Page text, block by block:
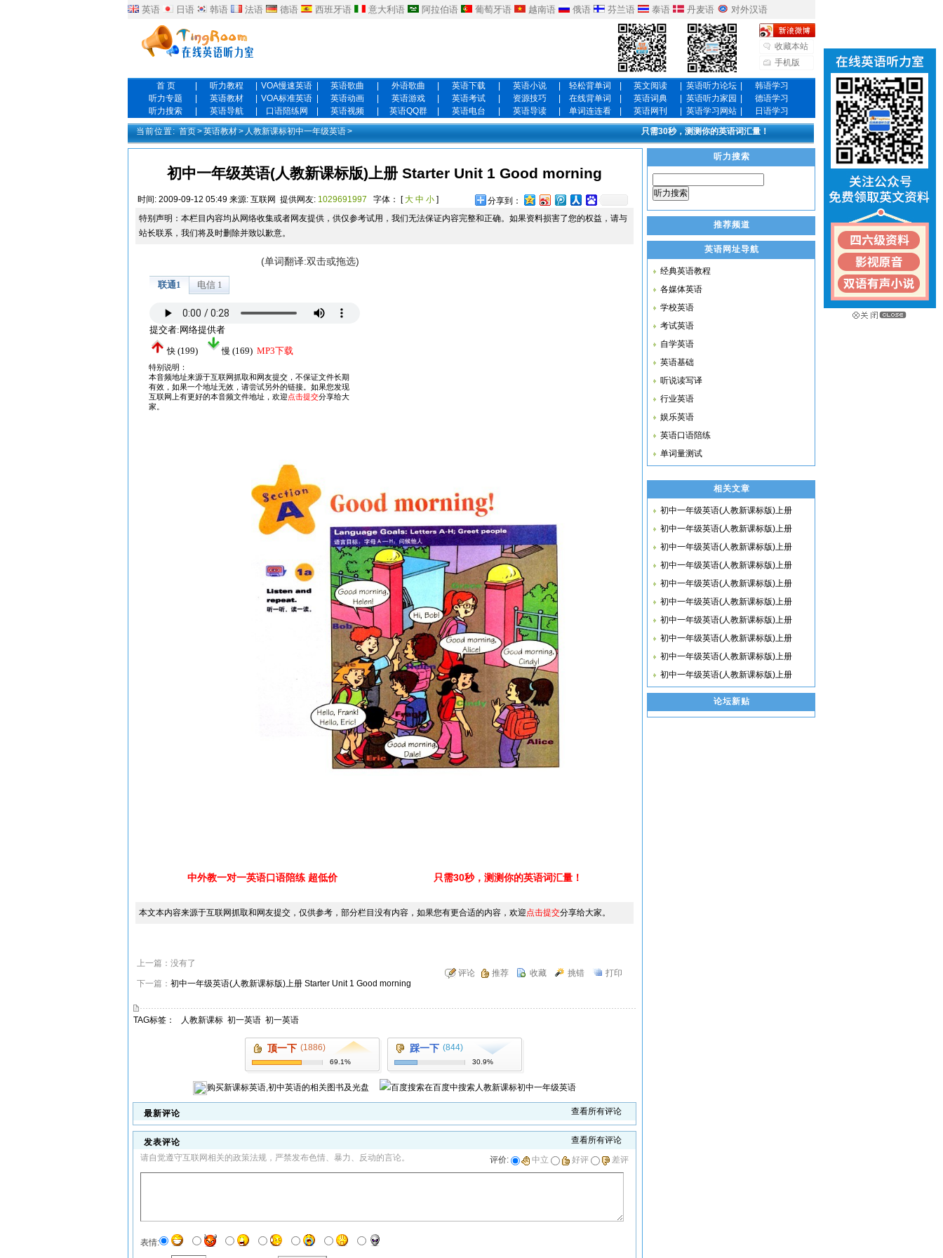
英语 日语 韩语 法语 德语 西班牙语 意大利语 阿拉伯语 葡萄牙语 越南语 俄语 芬兰语 泰语 丹麦语 对外汉语
收藏本站
手机版
首 页 听力教程 VOA慢速英语 英语歌曲 外语歌曲 英语下载 英语小说 轻松背单词 英文阅读 英语听力论坛
韩语学习
听力专题
英语教材 VOA标准英语 英语动画 英语游戏 英语考试 资源技巧 在线背单词 英语词典 英语听力家园
德语学习
听力搜索
英语导航 口语陪练网 英语视频 英语QQ群 英语电台 英语导读 单词连连看 英语网刊 英语学习网站 日语学习
当前位置: 首页>英语教材> 人教新课标初中一年级英语> 只需30秒，测测你的英语词汇量！
初中一年级英语(人教新课标版)上册 Starter Unit 1 Good morning
时间: 2009-09-12 05:49 来源: 互联网 提供网友: 1029691997 字体： [大 中 小 ]
分享到：
特别声明：本栏目内容均从网络收集或者网友提供，供仅参考试用，我们无法保证内容完整和正确。如果资料损害了您的权益，请与
站长联系，我们将及时删除并致以歉意。
(单词翻译:双击或拖选)
中外教一对一英语口语陪练 超低价 只需30秒，测测你的英语词汇量！
本文本内容来源于互联网抓取和网友提交，仅供参考，部分栏目没有内容，如果您有更合适的内容，欢迎点击提交分享给大家。
上一篇：没有了
下一篇： 初中一年级英语(人教新课标版)上册 Starter Unit 1 Good morning
评论 推荐 收藏 挑错 打印
TAG标签： 人教新课标 初一英语 初一英语
顶一下 (1886)
69.1%
踩一下 (844)
30.9%
购买新课标英语,初中英语的相关图书及光盘 在百度中搜索人教新课标初中一年级英语
最新评论 查看所有评论
发表评论
查看所有评论
请自觉遵守互联网相关的政策法规，严禁发布色情、暴力、反动的言论。
评价: 中立 好评 差评
表情:
听力搜索
听力搜索
推荐频道
英语网址导航
经典英语教程
各媒体英语
学校英语
考试英语
自学英语
英语基础
听说读写译
行业英语
娱乐英语
英语口语陪练
单词量测试
相关文章
初中一年级英语(人教新课标版)上册
初中一年级英语(人教新课标版)上册
初中一年级英语(人教新课标版)上册
初中一年级英语(人教新课标版)上册
初中一年级英语(人教新课标版)上册
初中一年级英语(人教新课标版)上册
初中一年级英语(人教新课标版)上册
初中一年级英语(人教新课标版)上册
初中一年级英语(人教新课标版)上册
初中一年级英语(人教新课标版)上册
论坛新贴